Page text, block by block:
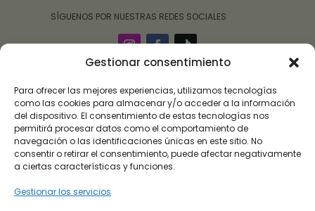
Gestionar consentimiento
Para ofrecer las mejores experiencias, utilizamos tecnologías
como las cookies para almacenar y/o acceder a la información
del dispositivo. El consentimiento de estas tecnologías nos
permitirá procesar datos como el comportamiento de
navegación o las identificaciones únicas en este sitio. No
consentir o retirar el consentimiento, puede afectar negativamente
a ciertas características y funciones.
Gestionar los servicios
‎ ‎ ‎ ‎ ‎ ‎‎ ‎ SÍGUENOS POR NUESTRAS REDES SOCIALES